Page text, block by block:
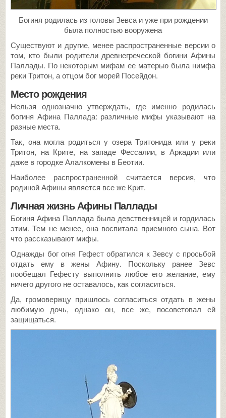
Богиня родилась из головы Зевса и уже при рождении
была полностью вооружена
Существуют и другие, менее распространенные версии о
том, кто были родители древнегреческой богини Афины
Паллады. По некоторым мифам ее матерью была нимфа
реки Тритон, а отцом бог морей Посейдон.
Место рождения
Нельзя однозначно утверждать, где именно родилась
богиня Афина Паллада: различные мифы указывают на
разные места.
Так, она могла родиться у озера Тритонида или у реки
Тритон, на Крите, на западе Фессалии, в Аркадии или
даже в городке Алалкомены в Беотии.
Наиболее распространенной считается версия, что
родиной Афины является все же Крит.
Личная жизнь Афины Паллады
Богиня Афина Паллада была девственницей и гордилась
этим. Тем не менее, она воспитала приемного сына. Вот
что рассказывают мифы.
Однажды бог огня Гефест обратился к Зевсу с просьбой
отдать ему в жены Афину. Поскольку ранее Зевс
пообещал Гефесту выполнить любое его желание, ему
ничего другого не оставалось, как согласиться.
Да, громовержцу пришлось согласиться отдать в жены
любимую дочь, однако он, все же, посоветовал ей
защищаться.